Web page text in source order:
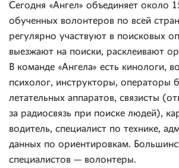
Сегодня «Ангел» объединяет около
обученных волонтеров по всей
регулярно участвуют в поисковых
выезжают на поиски, расклеивают
В команде «Ангела» есть кинологи,
психолог, инструкторы, операторы
летательных аппаратов, связисты
за радиосвязь при поиске людей),
водитель, специалист по технике,
данных по ориентировкам.
специалистов — волонтеры.